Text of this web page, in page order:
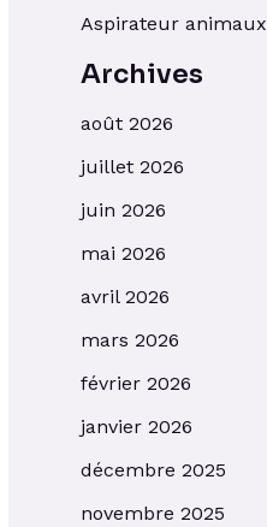
Aspirateur animaux
Archives
août 2026
juillet 2026
juin 2026
mai 2026
avril 2026
mars 2026
février 2026
janvier 2026
décembre 2025
novembre 2025